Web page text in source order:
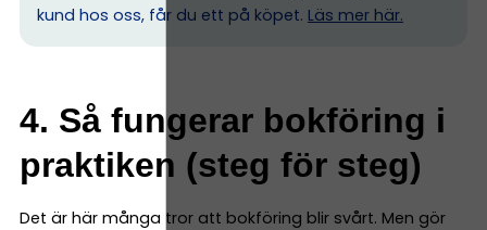
kund hos oss, får du ett på köpet. Läs mer här.
4. Så fungerar bokföring i
praktiken (steg för steg)
Det är här många tror att bokföring blir svårt. Men gör